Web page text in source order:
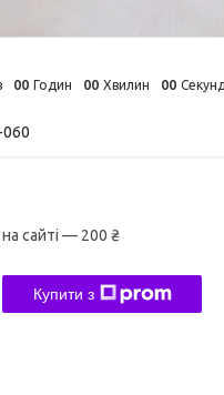
00 Годин 00 Хвилин 00 Секунд
сайті — 200 ₴
Купити з